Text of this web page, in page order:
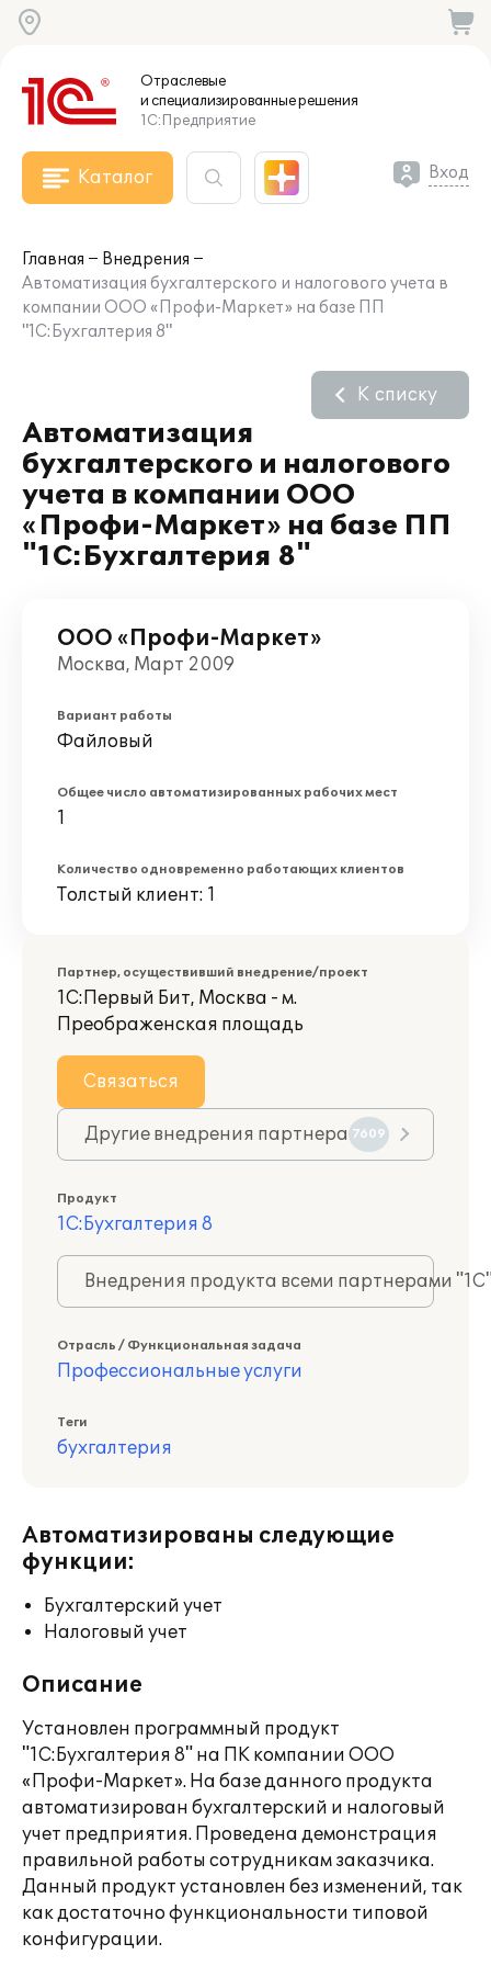
Отраслевые
и специализированныерешения
1С:Предприятие
Каталог Вход
Главная
Внедрения
Автоматизация бухгалтерского и налогового учета в
компании ООО «Профи-Маркет» на базе ПП
"1С:Бухгалтерия 8"
Автоматизация
бухгалтерского и налогового
учета в компании ООО
«Профи-Маркет» на базе ПП
"1С:Бухгалтерия 8"
К списку
ООО «Профи-Маркет»
Москва, Март 2009
Вариант работы
Файловый
Общее число автоматизированных рабочих мест
1
Количество одновременно работающих клиентов
Толстый клиент: 1
Партнер, осуществивший внедрение/проект
1С:Первый Бит, Москва - м.
Преображенская площадь
Связаться
Другие внедрения партнера 7609
Продукт
1С:Бухгалтерия 8
Внедрения продукта всеми партнерами
Отрасль / Функциональная задача
Профессиональные услуги
Теги
бухгалтерия
Автоматизированы следующие
функции:
Бухгалтерский учет
Налоговый учет
Описание
Установлен программный продукт
"1С:Бухгалтерия 8" на ПК компании ООО
«Профи-Маркет». На базе данного продукта
автоматизирован бухгалтерский и налоговый
учет предприятия. Проведена демонстрация
правильной работы сотрудникам заказчика.
Данный продукт установлен без изменений, так
как достаточно функциональности типовой
конфигурации.